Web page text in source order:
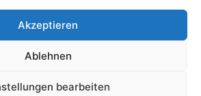
Akzeptieren
Ablehnen
bearbeiten
2024. Alle Rechte vorbehalten.